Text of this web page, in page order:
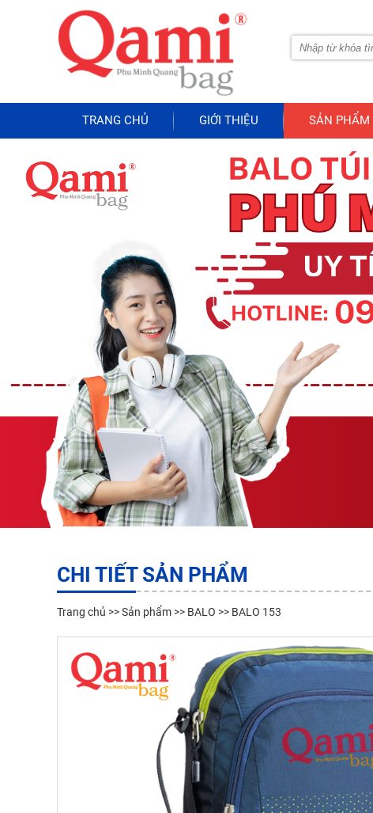
TRANG CHỦ GIỚI THIỆU SẢN PHẨM
CHI TIẾT SẢN PHẨM
Trang chủ >>Sản phẩm >> BALO >> BALO 153